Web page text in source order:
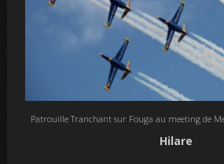
Patrouille Tranchant sur Fouga au meeting de
Hilare